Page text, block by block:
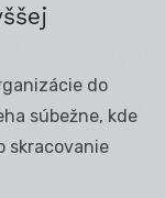
do
súbežne, kde
skracovanie